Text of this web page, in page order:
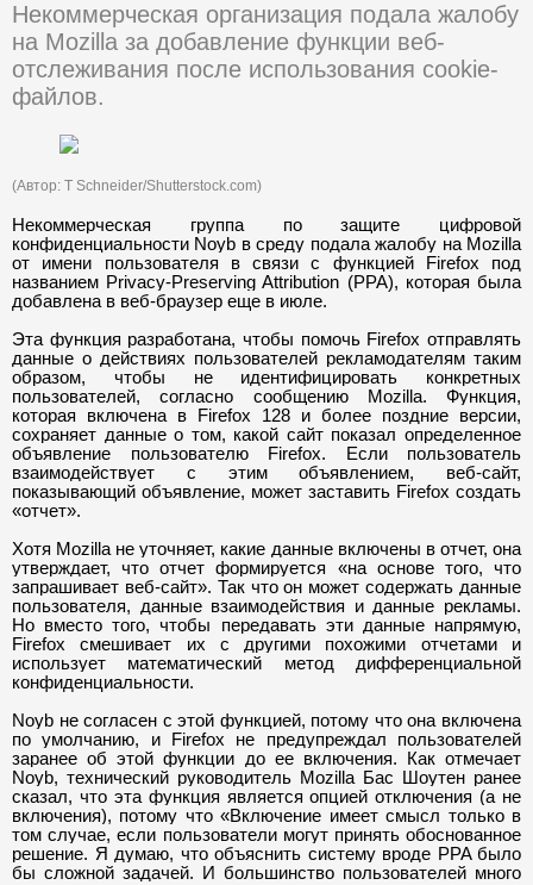
Некоммерческая организация подала жалобу
на Mozilla за добавление функции веб-
отслеживания после использования cookie-
файлов.
(Автор: T Schneider/Shutterstock.com)
Некоммерческая группа по защите цифровой
конфиденциальности Noyb в среду подала жалобу на Mozilla
от имени пользователя в связи с функцией Firefox под
названием Privacy-Preserving Attribution (PPA), которая была
добавлена ​​в веб-браузер еще в июле.
Эта функция разработана, чтобы помочь Firefox отправлять
данные о действиях пользователей рекламодателям таким
образом, чтобы не идентифицировать конкретных
пользователей, согласно сообщению Mozilla. Функция,
которая включена в Firefox 128 и более поздние версии,
сохраняет данные о том, какой сайт показал определенное
объявление пользователю Firefox. Если пользователь
взаимодействует с этим объявлением, веб-сайт,
показывающий объявление, может заставить Firefox создать
«отчет».
Хотя Mozilla не уточняет, какие данные включены в отчет, она
утверждает, что отчет формируется «на основе того, что
запрашивает веб-сайт». Так что он может содержать данные
пользователя, данные взаимодействия и данные рекламы.
Но вместо того, чтобы передавать эти данные напрямую,
Firefox смешивает их с другими похожими отчетами и
использует математический метод дифференциальной
конфиденциальности.
Noyb не согласен с этой функцией, потому что она включена
по умолчанию, и Firefox не предупреждал пользователей
заранее об этой функции до ее включения. Как отмечает
Noyb, технический руководитель Mozilla Бас Шоутен ранее
сказал, что эта функция является опцией отключения (а не
включения), потому что«Включение имеет смысл только в
том случае, если пользователи могут принять обоснованное
решение. Я думаю, что объяснить систему вроде PPA было
бы сложной задачей. И большинство пользователей много